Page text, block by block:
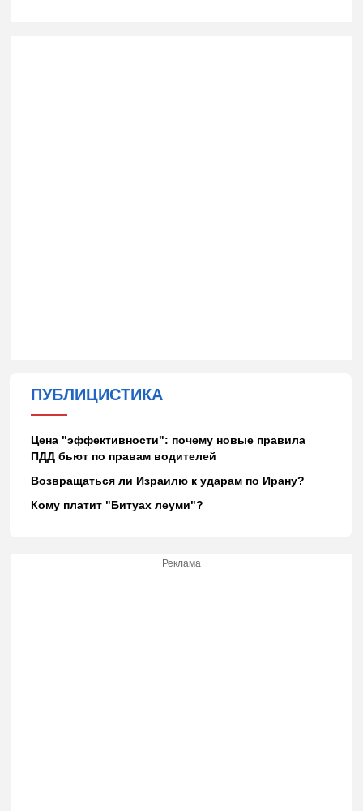
ПУБЛИЦИСТИКА
Цена "эффективности": почему новые правила
ПДД бьют по правам водителей
Возвращаться ли Израилю к ударам по Ирану?
Кому платит "Битуах леуми"?
Реклама